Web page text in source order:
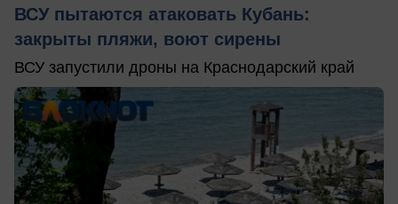
ВСУ пытаются атаковать Кубань:
закрыты пляжи, воют сирены
ВСУ запустили дроны на Краснодарский край